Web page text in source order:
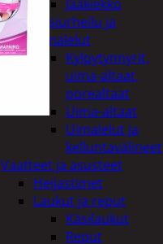
Jääkiekko
Vesiurheilu ja
uimalelut
Kylpytynnyrit,
uima-altaat,
porealtaat
Uima-altaat
Uimalelut ja
kelluntavälineet
Vaatteet ja asusteet
Heijastimet
Laukut ja reput
Käsilaukut
Reput